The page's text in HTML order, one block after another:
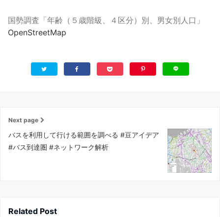
国勢調査「年齢（５歳階級、４区分）別、男女別人口」
OpenStreetMap
Next page
バスを利用して行ける範囲を調べる #豆アイデア
#バス到達圏 #ネットワーク解析
Related Post